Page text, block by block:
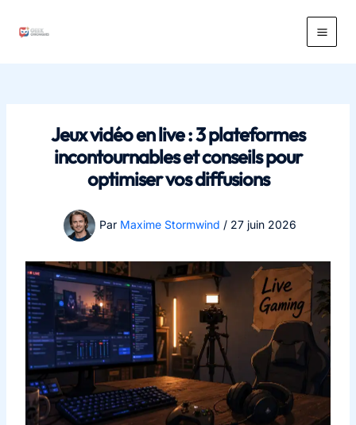
Main
Jeux vidéo en live : 3 plateformes
incontournables et conseils pour
optimiser vos diffusions
Par Maxime Stormwind / 27 juin 2026